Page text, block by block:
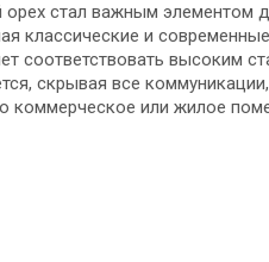
стал важным элементом
классические и
соответствовать высоким
скрывая все
коммерческое или жилое